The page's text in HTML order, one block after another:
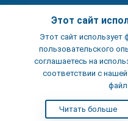
Этот сайт
Этот сайт
пользовательского
соглашаетесь на
соответствии с
Читать больше